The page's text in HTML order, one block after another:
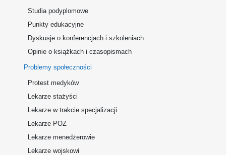
Studia podyplomowe
Punkty edukacyjne
Dyskusje o konferencjach i szkoleniach
Opinie o książkach i czasopismach
Problemy społeczności
Protest medyków
Lekarze stażyści
Lekarze w trakcie specjalizacji
Lekarze POZ
Lekarze menedżerowie
Lekarze wojskowi